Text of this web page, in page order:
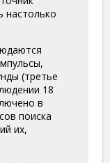
настолько
(третье
18
в
поиска
их,